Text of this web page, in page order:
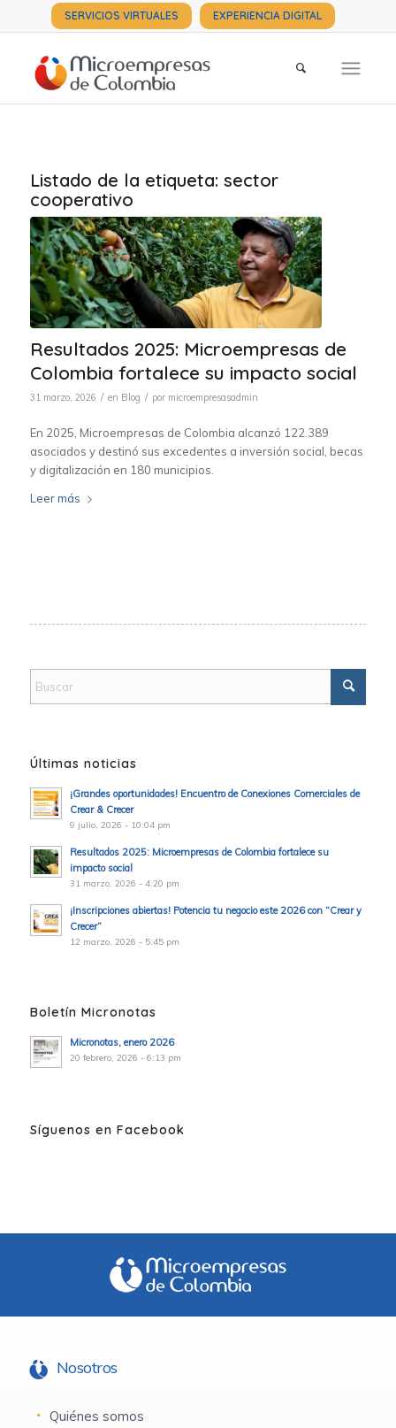
SERVICIOS VIRTUALES EXPERIENCIA DIGITAL
Listado de la etiqueta: sector
cooperativo
Resultados 2025: Microempresas de
Colombia fortalece su impacto social
31 marzo, 2026 / en Blog / por microempresasadmin
En 2025, Microempresas de Colombia alcanzó 122.389
asociados y destinó sus excedentes a inversión social, becas
y digitalización en 180 municipios.
Leer más
Últimas noticias
¡Grandes oportunidades! Encuentro de Conexiones Comerciales de
Crear & Crecer
9 julio, 2026 - 10:04 pm
Resultados 2025: Microempresas de Colombia fortalece su
impacto social
31 marzo, 2026 - 4:20 pm
¡Inscripciones abiertas! Potencia tu negocio este 2026 con “Crear y
Crecer”
12 marzo, 2026 - 5:45 pm
Boletín Micronotas
Micronotas, enero 2026
20 febrero, 2026 - 6:13 pm
Síguenos en Facebook
Nosotros
Quiénes somos